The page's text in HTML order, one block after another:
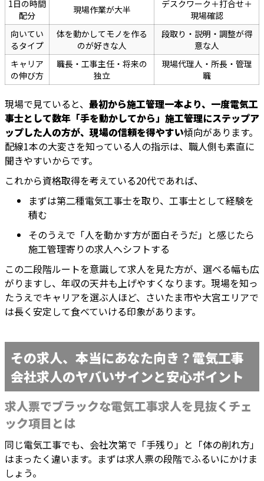
1日の時間
配分
現場作業が大半
デスクワーク＋打合せ＋
現場確認
向いてい
るタイプ
体を動かしてモノを作る
のが好きな人
段取り・説明・調整が得
意な人
キャリア
の伸び方
職長・工事主任・将来の
独立
現場代理人・所長・管理
職
現場で見ていると、 最初から施工管理一本より、一度電気工
事士として数年「手を動かしてから」施工管理にステップア
ップした人の方が、現場の信頼を得やすい傾向があります。
配線1本の大変さを知っている人の指示は、職人側も素直に
聞きやすいからです。
これから資格取得を考えている20代であれば、
まずは第二種電気工事士を取り、工事士として経験を
積む
そのうえで「人を動かす方が面白そうだ」と感じたら
施工管理寄りの求人へシフトする
この二段階ルートを意識して求人を見た方が、選べる幅も広
がりますし、年収の天井も上げやすくなります。現場を知っ
たうえでキャリアを選ぶ人ほど、さいたま市や大宮エリアで
は長く安定して食べていける印象があります。
その求人、本当にあなた向き？電気工事
会社求人のヤバいサインと安心ポイント
求人票でブラックな電気工事求人を見抜くチェ
ック項目とは
同じ電気工事でも、会社次第で「手残り」と「体の削れ方」
はまったく違います。まずは求人票の段階でふるいにかけま
しょう。